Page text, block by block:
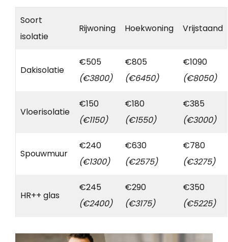
Soort
isolatie
Rijwoning Hoekwoning Vrijstaand
Dakisolatie
€505
(€3800)
€805
(€6450)
€1090
(€8050)
Vloerisolatie
€150
(€1150)
€180
(€1550)
€385
(€3000)
Spouwmuur
€240
(€1300)
€630
(€2575)
€780
(€3275)
HR++ glas
€245
(€2400)
€290
(€3175)
€350
(€5225)